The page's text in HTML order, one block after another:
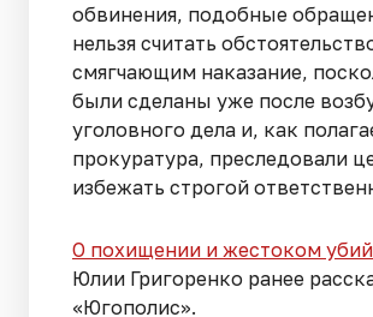
обвинения, подобные
нельзя считать
смягчающим наказание,
были сделаны уже после
уголовного дела и, как
прокуратура, преследовали
избежать строгой
О похищении и жестоком
Юлии Григоренко ранее
«Югополис».